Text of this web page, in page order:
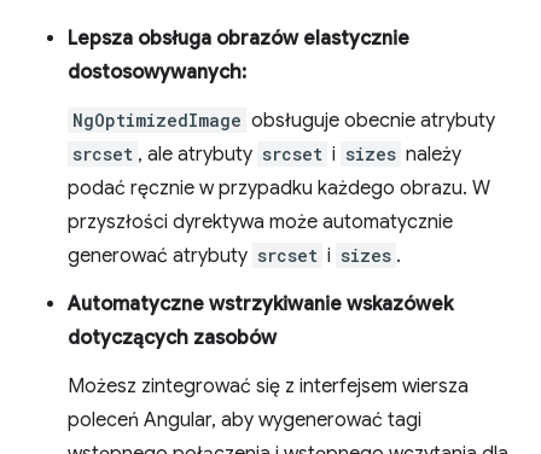
Lepsza obsługa obrazów elastycznie
dostosowywanych:
NgOptimizedImage obsługuje obecnie atrybuty
srcset , ale atrybuty srcset i sizes należy
podać ręcznie w przypadku każdego obrazu. W
przyszłości dyrektywa może automatycznie
generować atrybuty srcset i sizes .
Automatyczne wstrzykiwanie wskazówek
dotyczących zasobów
Możesz zintegrować się z interfejsem wiersza
poleceń Angular, aby wygenerować tagi